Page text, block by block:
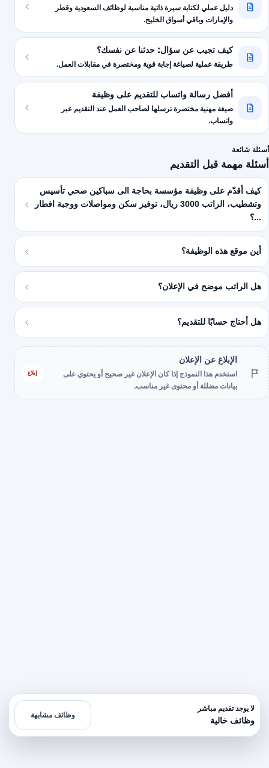
دليل عملي لكتابة سيرة ذاتية مناسبة لوظائف السعودية وقطر
والإمارات وباقي أسواق الخليج.
كيف تجيب عن سؤال: حدثنا عن نفسك؟
طريقة عملية لصياغة إجابة قوية ومختصرة في مقابلات العمل.
أفضل رسالة واتساب للتقديم على وظيفة
صيغة مهنية مختصرة ترسلها لصاحب العمل عند التقديم عبر
واتساب.
أسئلة شائعة
أسئلة مهمة قبل التقديم
كيف أقدّم على وظيفة مؤسسة بحاجة الى سباكين صحي تأسيس
وتشطيب، الراتب 3000 ريال، توفير سكن ومواصلات ووجبة افطار
...؟
أين موقع هذه الوظيفة؟
هل الراتب موضح في الإعلان؟
هل أحتاج حسابًا للتقديم؟
الإبلاغ عن الإعلان
استخدم هذا النموذج إذا كان الإعلان غير صحيح أو يحتوي على
بيانات مضللة أو محتوى غير مناسب.
إبلاغ
لا يوجد تقديم مباشر
وظائف خالية
وظائف مشابهة